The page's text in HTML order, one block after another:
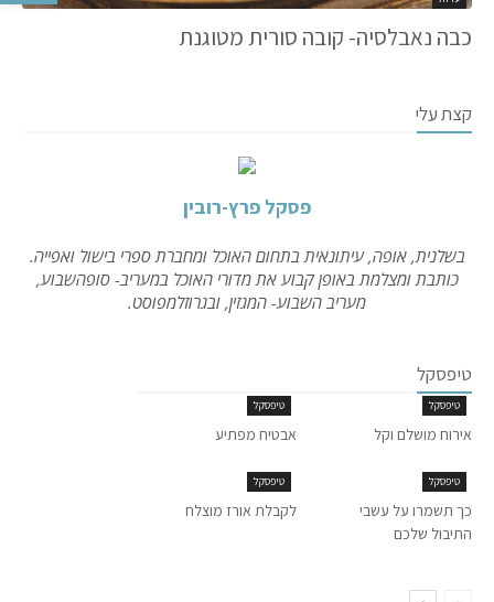
כבה נאבלסיה- קובה סורית מטוגנת
קצת עלי
פסקל פרץ-רובין
בשלנית, אופה, עיתונאית בתחום האוכל ומחברת ספרי בישול ואפייה.
כותבת ומצלמת באופן קבוע את מדורי האוכל במעריב- סופהשבוע,
מעריב השבוע- המגזין, ובגרוזלמפוסט.
טיפסקל
טיפסקל
אירוח מושלם וקל
טיפסקל
אבטיח מפתיע
טיפסקל
כך תשמרו על עשבי
התיבול שלכם
טיפסקל
לקבלת אורז מוצלח